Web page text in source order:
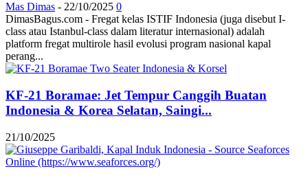
Mas Dimas - 22/10/2025 0
DimasBagus.com - Fregat kelas ISTIF Indonesia (juga disebut I-
class atau Istanbul-class dalam literatur internasional) adalah
platform fregat multirole hasil evolusi program nasional kapal
perang...
KF-21 Boramae: Jet Tempur Canggih Buatan
Indonesia & Korea Selatan, Saingi...
21/10/2025